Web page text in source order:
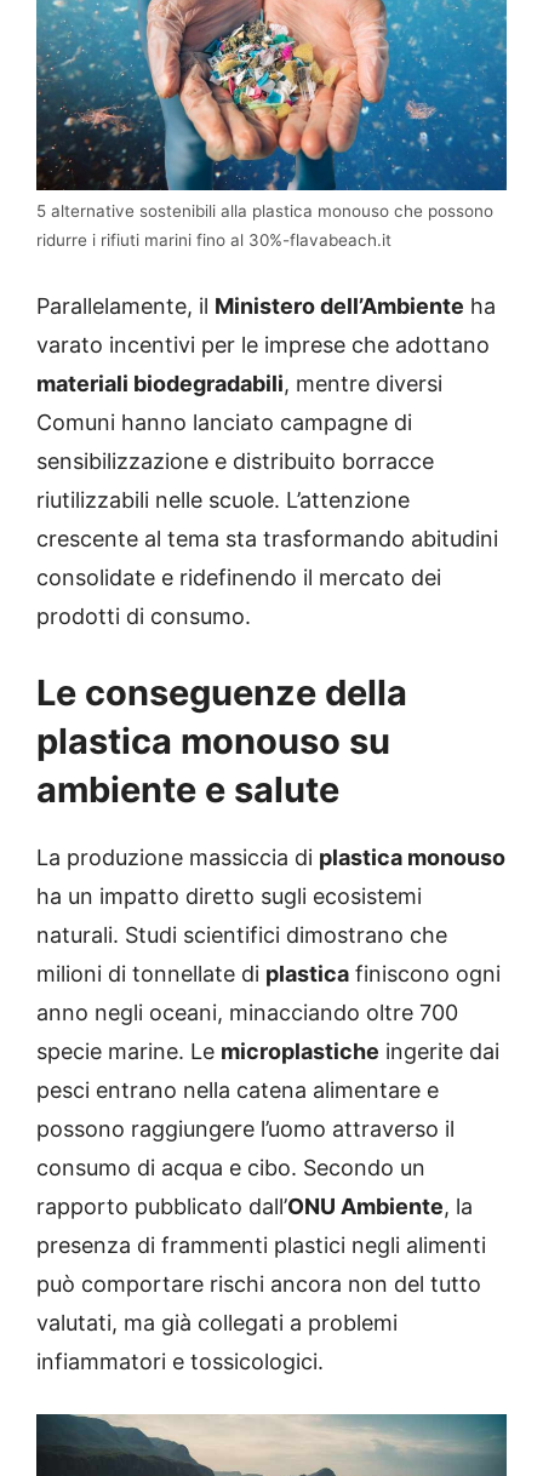
5 alternative sostenibili alla plastica monouso che possono
ridurre i rifiuti marini fino al 30%-flavabeach.it
Parallelamente, il Ministero dell’Ambiente ha
varato incentivi per le imprese che adottano
materiali biodegradabili, mentre diversi
Comuni hanno lanciato campagne di
sensibilizzazione e distribuito borracce
riutilizzabili nelle scuole. L’attenzione
crescente al tema sta trasformando abitudini
consolidate e ridefinendo il mercato dei
prodotti di consumo.
Le conseguenze della
plastica monouso su
ambiente e salute
La produzione massiccia di plastica monouso
ha un impatto diretto sugli ecosistemi
naturali. Studi scientifici dimostrano che
milioni di tonnellate di plastica finiscono ogni
anno negli oceani, minacciando oltre 700
specie marine. Le microplastiche ingerite dai
pesci entrano nella catena alimentare e
possono raggiungere l’uomo attraverso il
consumo di acqua e cibo. Secondo un
rapporto pubblicato dall’ONU Ambiente, la
presenza di frammenti plastici negli alimenti
può comportare rischi ancora non del tutto
valutati, ma già collegati a problemi
infiammatori e tossicologici.